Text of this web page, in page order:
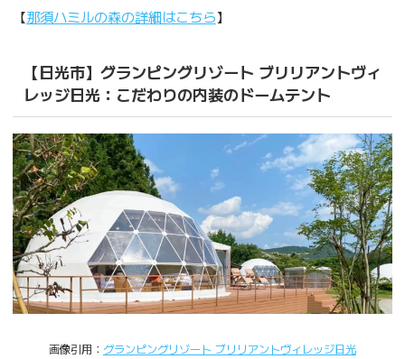
【那須ハミルの森の詳細はこちら】
【日光市】グランピングリゾート ブリリアントヴィ
レッジ日光：こだわりの内装のドームテント
画像引用： グランピングリゾート ブリリアントヴィレッジ日光